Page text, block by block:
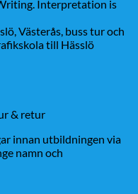
Interpretation is
Västerås, buss tur och
till Hässlö
& retur
innan utbildningen via
namn och